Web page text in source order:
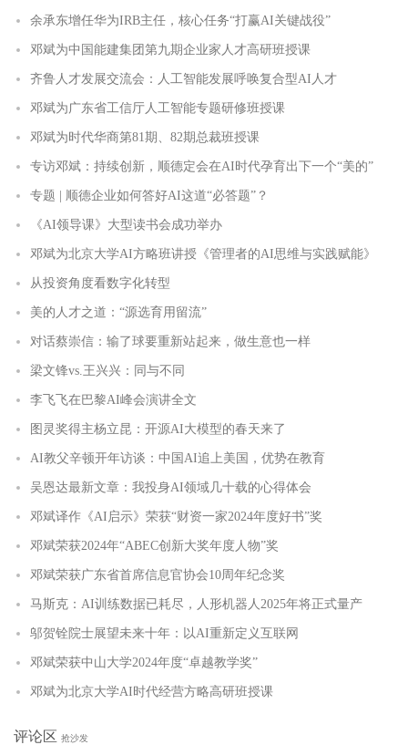
余承东增任华为IRB主任，核心任务“打赢AI关键战役”
邓斌为中国能建集团第九期企业家人才高研班授课
齐鲁人才发展交流会：人工智能发展呼唤复合型AI人才
邓斌为广东省工信厅人工智能专题研修班授课
邓斌为时代华商第81期、82期总裁班授课
专访邓斌：持续创新，顺德定会在AI时代孕育出下一个“美的”
专题 | 顺德企业如何答好AI这道“必答题”？
《AI领导课》大型读书会成功举办
邓斌为北京大学AI方略班讲授《管理者的AI思维与实践赋能》
从投资角度看数字化转型
美的人才之道：“源选育用留流”
对话蔡崇信：输了球要重新站起来，做生意也一样
梁文锋vs.王兴兴：同与不同
李飞飞在巴黎AI峰会演讲全文
图灵奖得主杨立昆：开源AI大模型的春天来了
AI教父辛顿开年访谈：中国AI追上美国，优势在教育
吴恩达最新文章：我投身AI领域几十载的心得体会
邓斌译作《AI启示》荣获“财资一家2024年度好书”奖
邓斌荣获2024年“ABEC创新大奖年度人物”奖
邓斌荣获广东省首席信息官协会10周年纪念奖
马斯克：AI训练数据已耗尽，人形机器人2025年将正式量产
邬贺铨院士展望未来十年：以AI重新定义互联网
邓斌荣获中山大学2024年度“卓越教学奖”
邓斌为北京大学AI时代经营方略高研班授课
评论区 抢沙发